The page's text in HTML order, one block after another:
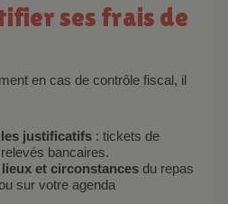
justificatifs : tickets de
bancaires.
et circonstances du repas
sur votre agenda